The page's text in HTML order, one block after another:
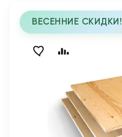
ВЕСЕННИЕ СКИДКИ!